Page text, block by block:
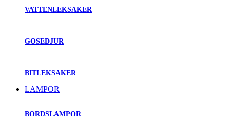
VATTENLEKSAKER
GOSEDJUR
BITLEKSAKER
LAMPOR
BORDSLAMPOR